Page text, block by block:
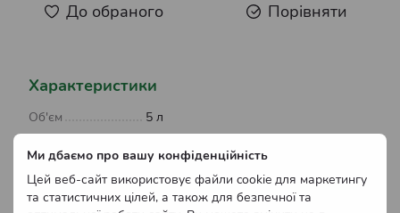
Ми дбаємо про вашу конфіденційність
Цей веб-сайт використовує файли cookie для маркетингу
та статистичних цілей, а також для безпечної та
До обраного Порівняти
Характеристики
Об'єм
5 л
Призначення
препарату
Підвищення стресостійкості,
Зростання біомаси, Регуляція
фізіологічних процесів